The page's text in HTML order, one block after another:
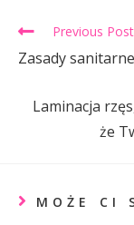
Previous Post
Zasady
Laminacja
że
MOŻE CI